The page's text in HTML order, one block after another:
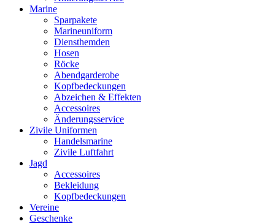
Marine
Sparpakete
Marineuniform
Diensthemden
Hosen
Röcke
Abendgarderobe
Kopfbedeckungen
Abzeichen & Effekten
Accessoires
Änderungsservice
Zivile Uniformen
Handelsmarine
Zivile Luftfahrt
Jagd
Accessoires
Bekleidung
Kopfbedeckungen
Vereine
Geschenke